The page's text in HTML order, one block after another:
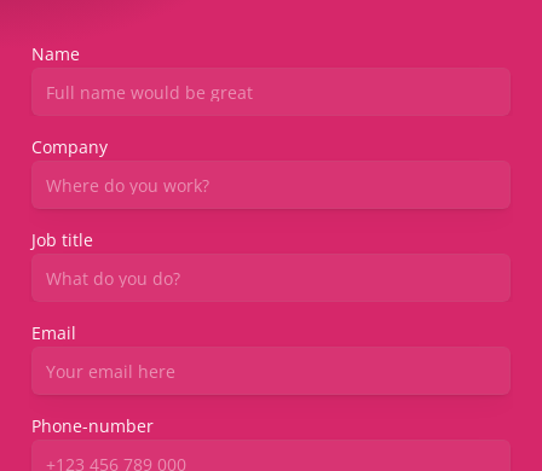
Name
Company
Job title
Email
Phone-number